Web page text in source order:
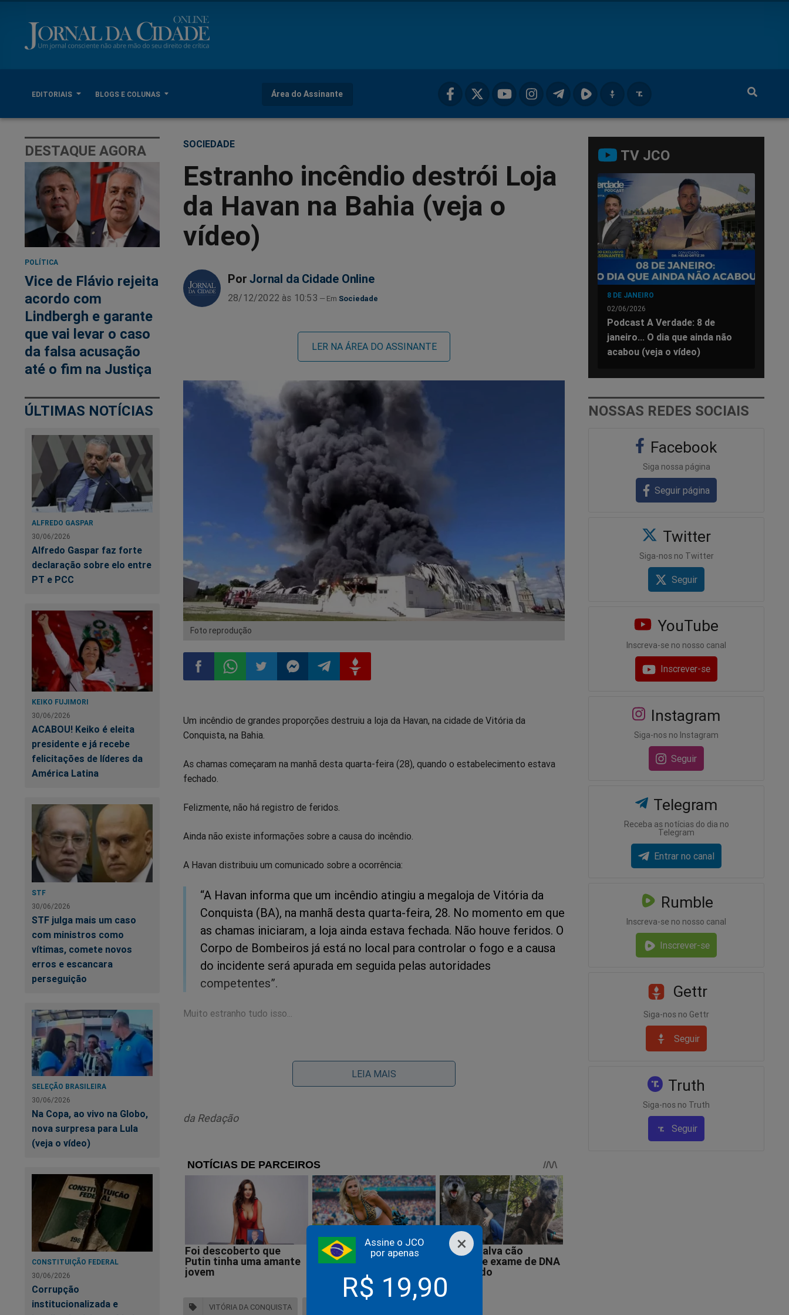
EDITORIAIS BLOGS E COLUNAS Área do Assinante
×
Assine o JCO
por apenas
R$ 19,90
DESTAQUE AGORA
POLÍTICA
Vice de Flávio rejeita
acordo com
Lindbergh e garante
que vai levar o caso
da falsa acusação
até o fim na Justiça
ÚLTIMAS NOTÍCIAS
ALFREDO GASPAR
30/06/2026
Alfredo Gaspar faz forte
declaração sobre elo entre
PT e PCC
KEIKO FUJIMORI
30/06/2026
ACABOU! Keiko é eleita
presidente e já recebe
felicitações de líderes da
América Latina
STF
30/06/2026
STF julga mais um caso
com ministros como
vítimas, comete novos
erros e escancara
perseguição
SELEÇÃO BRASILEIRA
30/06/2026
Na Copa, ao vivo na Globo,
nova surpresa para Lula
(veja o vídeo)
CONSTITUIÇÃO FEDERAL
30/06/2026
Corrupção
institucionalizada e
SOCIEDADE
Estranho incêndio destrói Loja
da Havan na Bahia (veja o
vídeo)
Por Jornal da Cidade Online
28/12/2022 às 10:53 Sociedade
LER NA ÁREA DO ASSINANTE
Foto reprodução
no
no
no
no
no
no
Um incêndio de grandes proporções destruiu a loja da Havan, na cidade de Vitória da
Conquista, na Bahia.
As chamas começaram na manhã desta quarta-feira (28), quando o estabelecimento estava
fechado.
Felizmente, não há registro de feridos.
Ainda não existe informações sobre a causa do incêndio.
A Havan distribuiu um comunicado sobre a ocorrência:
“A Havan informa que um incêndio atingiu a megaloja de Vitória da
Conquista (BA), na manhã desta quarta-feira, 28. No momento em que
as chamas iniciaram, a loja ainda estava fechada. Não houve feridos. O
Corpo de Bombeiros já está no local para controlar o fogo e a causa
do incidente será apurada em seguida pelas autoridades
competentes”.
Muito estranho tudo isso...
Já garantiu a sua camiseta, bandeira e faixa?
LEIA MAIS
da Redação
VITÓRIA DA CONQUISTA
TV JCO
8 DE JANEIRO
02/06/2026
Podcast A Verdade: 8 de
janeiro... O dia que ainda não
acabou (veja o vídeo)
NOSSAS REDES SOCIAIS
Facebook
Siga nossa página
Seguir página
Twitter
Siga-nos no Twitter
Seguir
YouTube
Inscreva-se no nosso canal
Inscrever-se
Instagram
Siga-nos no Instagram
Seguir
Telegram
Receba as notícias do dia no
Telegram
Entrar no canal
Rumble
Inscreva-se no nosso canal
Inscrever-se
Gettr
Siga-nos no Gettr
Seguir
Truth
Siga-nos no Truth
Seguir